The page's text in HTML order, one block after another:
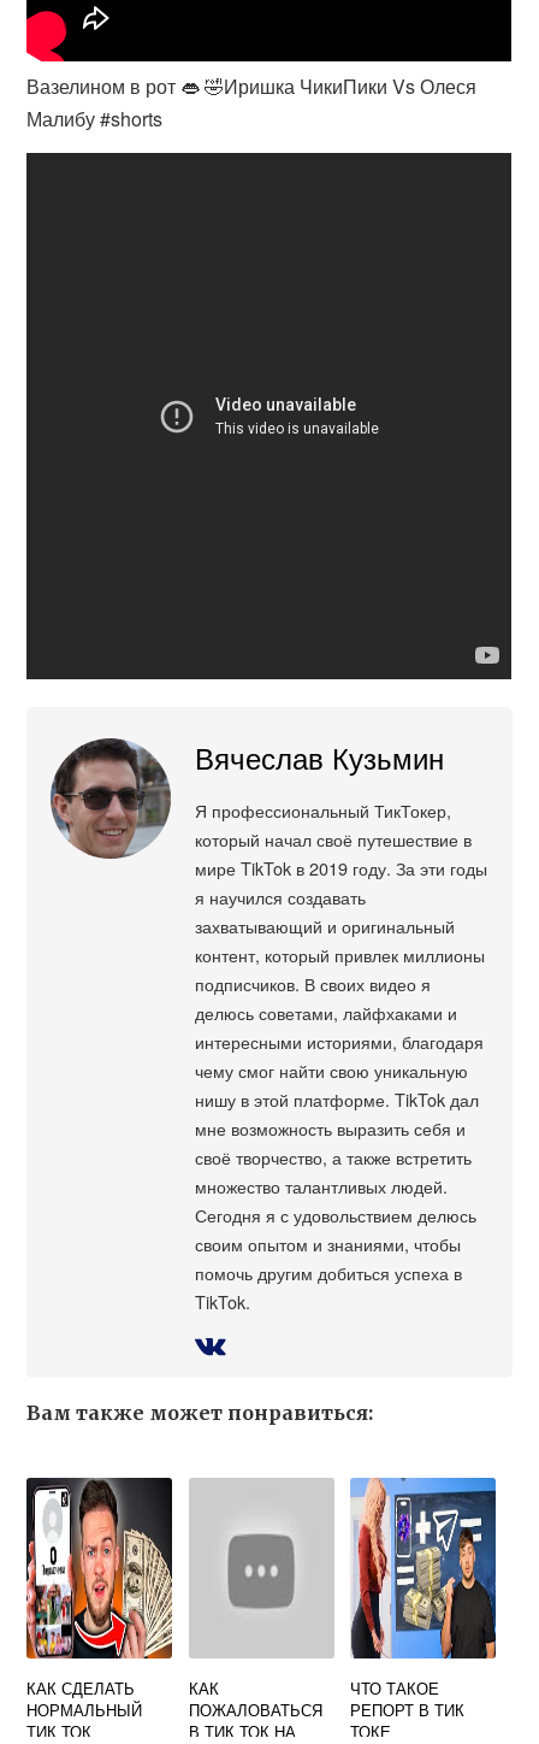
Вазелином в рот 👄 🤣Иришка ЧикиПики Vs Олеся
Малибу #shorts
Вячеслав Кузьмин
Я профессиональный ТикТокер,
который начал своё путешествие в
мире TikTok в 2019 году. За эти годы
я научился создавать
захватывающий и оригинальный
контент, который привлек миллионы
подписчиков. В своих видео я
делюсь советами, лайфхаками и
интересными историями, благодаря
чему смог найти свою уникальную
нишу в этой платформе. TikTok дал
мне возможность выразить себя и
своё творчество, а также встретить
множество талантливых людей.
Сегодня я с удовольствием делюсь
своим опытом и знаниями, чтобы
помочь другим добиться успеха в
TikTok.
Вам также может понравиться:
КАК СДЕЛАТЬ
НОРМАЛЬНЫЙ
ТИК ТОК
КАК
ПОЖАЛОВАТЬСЯ
В ТИК ТОК НА
ЧТО ТАКОЕ
РЕПОРТ В ТИК
ТОКЕ